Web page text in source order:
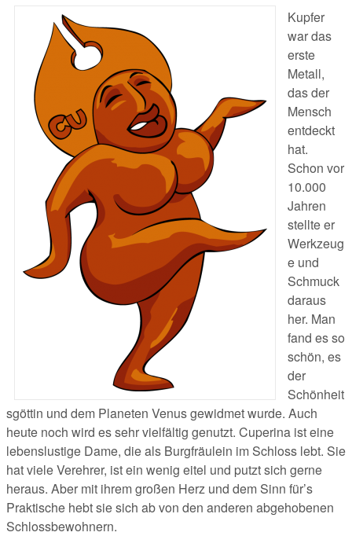
Kupfer
war das
erste
Metall,
das der
Mensch
entdeckt
hat.
Schon vor
10.000
Jahren
stellte er
Werkzeug
e und
Schmuck
daraus
her. Man
fand es so
schön, es
der
Schönheit
sgöttin und dem Planeten Venus gewidmet wurde. Auch
heute noch wird es sehr vielfältig genutzt. Cuperina ist eine
lebenslustige Dame, die als Burgfräulein im Schloss lebt. Sie
hat viele Verehrer, ist ein wenig eitel und putzt sich gerne
heraus. Aber mit ihrem großen Herz und dem Sinn für’s
Praktische hebt sie sich ab von den anderen abgehobenen
Schlossbewohnern.